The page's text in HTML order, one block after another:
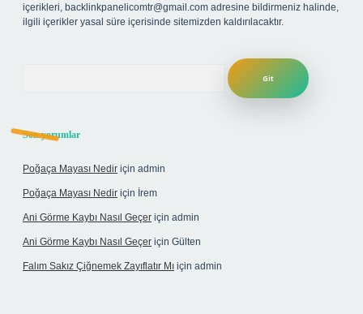
içerikleri, backlinkpanelicomtr@gmail.com adresine bildirmeniz halinde,
ilgili içerikler yasal süre içerisinde sitemizden kaldırılacaktır.
Son yorumlar
Poğaça Mayası Nedir için admin
Poğaça Mayası Nedir için İrem
Ani Görme Kaybı Nasıl Geçer için admin
Ani Görme Kaybı Nasıl Geçer için Gülten
Falım Sakız Çiğnemek Zayıflatır Mı için admin